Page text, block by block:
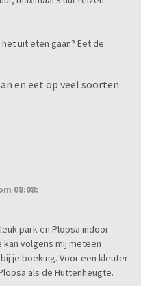
uit eten gaan? Eet de
en eet op veel soorten
08:08:
park en Plopsa indoor
volgens mij meteen
je boeking. Voor een kleuter
als de Huttenheugte.